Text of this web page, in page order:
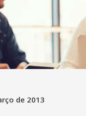
de 2013